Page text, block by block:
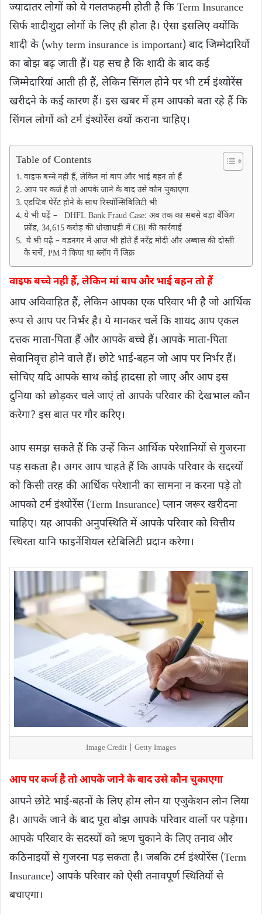
ज्यादातर लोगों को ये गलतफहमी होती है कि Term Insurance
सिर्फ शादीशुदा लोगों के लिए ही होता है। ऐसा इसलिए क्योंकि
शादी के (why term insurance is important) बाद जिम्मेदारियों
का बोझ बढ़ जाती हैं। यह सच है कि शादी के बाद कई
जिम्मेदारियां आती ही हैं, लेकिन सिंगल होने पर भी टर्म इंश्योरेंस
खरीदने के कई कारण हैं। इस खबर में हम आपको बता रहे हैं कि
सिंगल लोगों को टर्म इंश्योरेंस क्यों कराना चाहिए।
Table of Contents
वाइफ बच्चे नही हैं, लेकिन मां बाप और भाई बहन तो हैं
आप पर कर्ज है तो आपके जाने के बाद उसे कौन चुकाएगा
एड​प्टिव पेरेंट होने के साथ रिस्पॉन्सिबिलिटी भी
ये भी पढ़ें – DHFL Bank Fraud Case: अब तक का सबसे बड़ा बैंकिंग
फ्रॉड, 34,615 करोड़ की धोखाधड़ी में CBI की कार्रवाई
ये भी पढ़ें – वडनगर में आज भी होते हैं नरेंद्र मोदी और अब्बास की दोस्ती
के चर्चे‚ PM ने किया था ब्लॉग में जिक्र
वाइफ बच्चे नही हैं, लेकिन मां बाप और भाई बहन तो हैं
आप अविवाहित हैं, लेकिन आपका एक परिवार भी है जो आर्थिक
रूप से आप पर निर्भर है। ये मानकर चलें कि शायद आप एकल
दत्तक माता-पिता हैं और आपके बच्चे हैं। आपके माता-पिता
सेवानिवृत्त होने वाले हैं। छोटे भाई-बहन जो आप पर निर्भर हैं।
सोचिए यदि आपके साथ कोई हादसा हो जाए और आप इस
दुनिया को छोड़कर चले जाएं तो आपके परिवार की देखभाल कौन
करेगा? इस बात पर गौर करिए।
आप समझ सकते हैं कि उन्हें किन आर्थिक परेशानियों से गुजरना
पड़ सकता है। अगर आप चाहते हैं कि आपके परिवार के सदस्यों
को किसी तरह की आर्थिक परेशानी का सामना न करना पड़े तो
आपको टर्म इंश्योरेंस (Term Insurance) प्लान जरूर खरीदना
चाहिए। यह आपकी अनुपस्थिति में आपके परिवार को वित्तीय
स्थिरता यानि फाइनेंशियल स्टेबिलिटी प्रदान करेगा।
Image Credit | Getty Images
आप पर कर्ज है तो आपके जाने के बाद उसे कौन चुकाएगा
आपने छोटे भाई-बहनों के लिए होम लोन या एजुकेशन लोन लिया
है। आपके जाने के बाद पूरा बोझ आपके परिवार वालों पर पड़ेगा।
आपके परिवार के सदस्यों को ऋण चुकाने के लिए तनाव और
कठिनाइयों से गुजरना पड़ सकता है। जबकि टर्म इंश्योरेंस (Term
Insurance) आपके परिवार को ऐसी तनावपूर्ण स्थितियों से
बचाएगा।